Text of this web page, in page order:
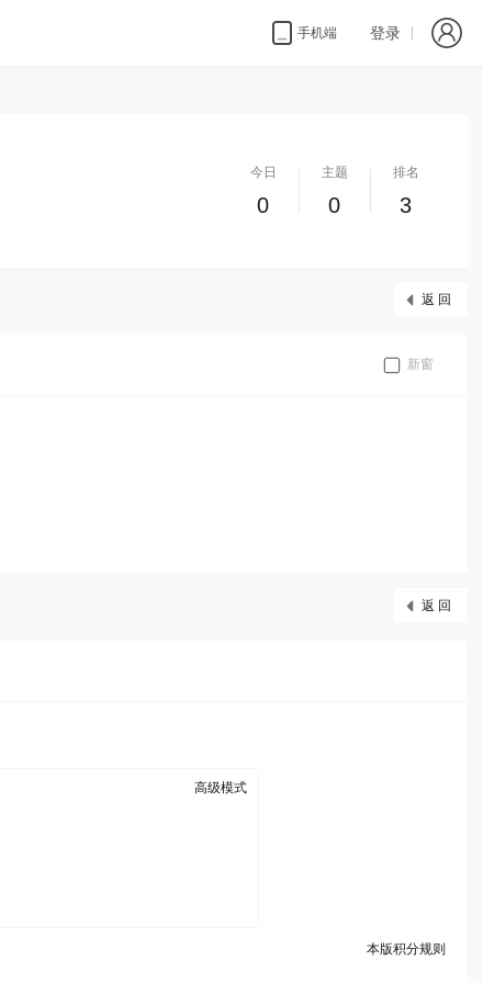
手机端 登录
今日
0
主题
0
排名
3
返 回
新窗
返 回
高级模式
本版积分规则